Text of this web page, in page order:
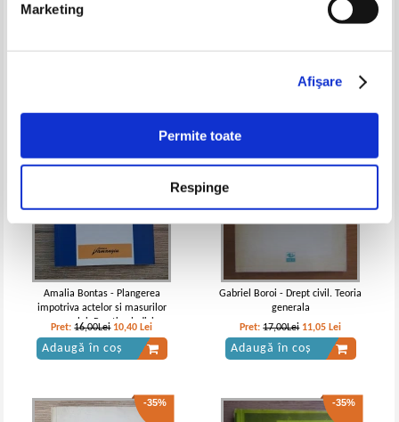
Marketing
Afişare
Permite toate
Respinge
dreptul romanesc
Adaugă în coș
Transformarile dreptului civil
sub inflenta revolutiei tehnico-
Adaugă în coș
Amalia Bontas - Plangerea
impotriva actelor si masurilor
procurorului. Practica judiciara
Pret:16,00Lei 10,40 Lei
Adaugă în coș
Gabriel Boroi - Drept civil. Teoria
generala
Pret:17,00Lei 11,05 Lei
Adaugă în coș
-35% -35%